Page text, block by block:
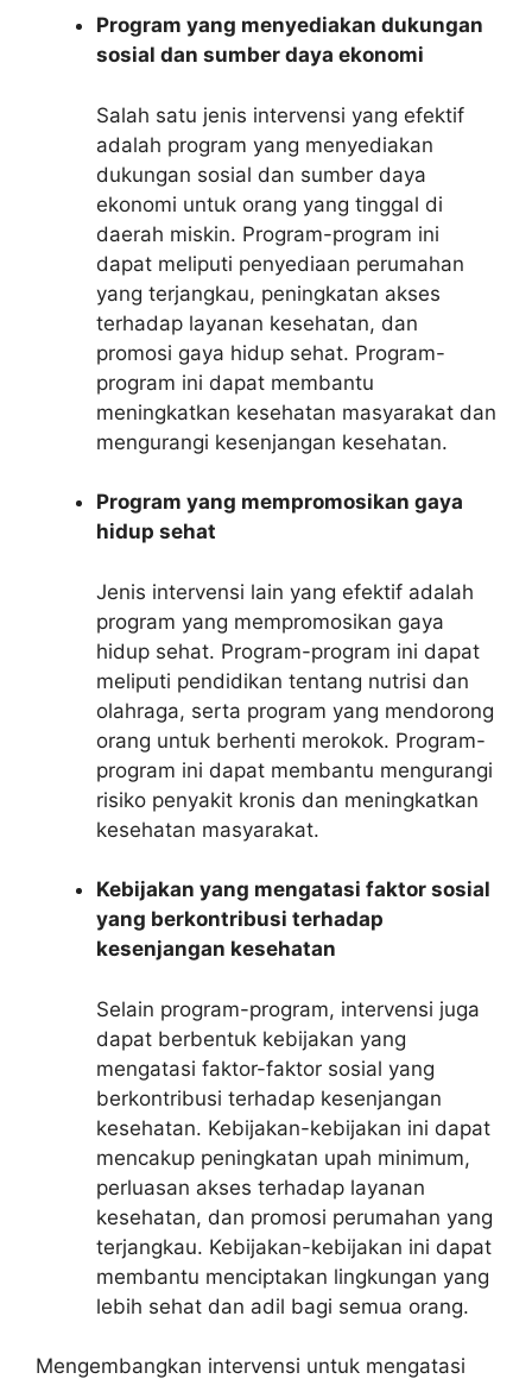
Program yang menyediakan dukungan
sosial dan sumber daya ekonomi
Salah satu jenis intervensi yang efektif
adalah program yang menyediakan
dukungan sosial dan sumber daya
ekonomi untuk orang yang tinggal di
daerah miskin. Program-program ini
dapat meliputi penyediaan perumahan
yang terjangkau, peningkatan akses
terhadap layanan kesehatan, dan
promosi gaya hidup sehat. Program-
program ini dapat membantu
meningkatkan kesehatan masyarakat dan
mengurangi kesenjangan kesehatan.
Program yang mempromosikan gaya
hidup sehat
Jenis intervensi lain yang efektif adalah
program yang mempromosikan gaya
hidup sehat. Program-program ini dapat
meliputi pendidikan tentang nutrisi dan
olahraga, serta program yang mendorong
orang untuk berhenti merokok. Program-
program ini dapat membantu mengurangi
risiko penyakit kronis dan meningkatkan
kesehatan masyarakat.
Kebijakan yang mengatasi faktor sosial
yang berkontribusi terhadap
kesenjangan kesehatan
Selain program-program, intervensi juga
dapat berbentuk kebijakan yang
mengatasi faktor-faktor sosial yang
berkontribusi terhadap kesenjangan
kesehatan. Kebijakan-kebijakan ini dapat
mencakup peningkatan upah minimum,
perluasan akses terhadap layanan
kesehatan, dan promosi perumahan yang
terjangkau. Kebijakan-kebijakan ini dapat
membantu menciptakan lingkungan yang
lebih sehat dan adil bagi semua orang.
Mengembangkan intervensi untuk mengatasi